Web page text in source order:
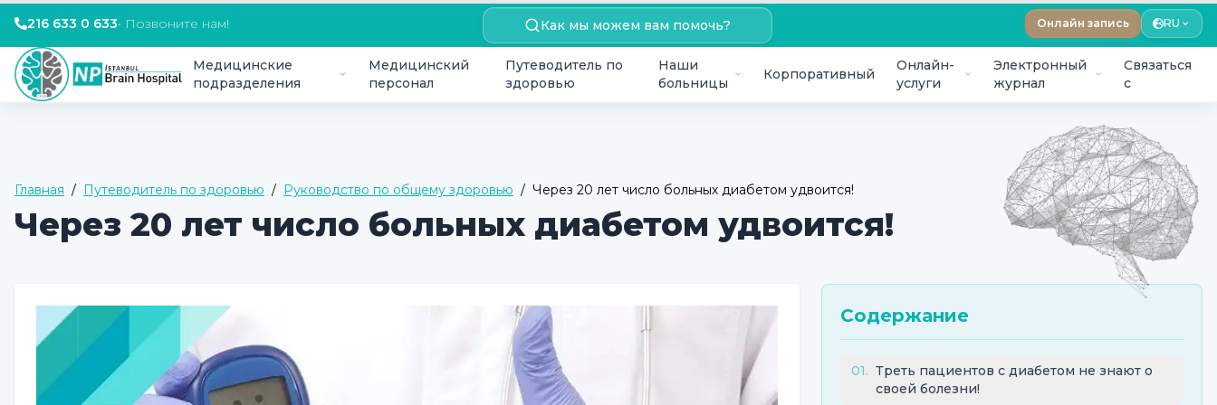
216 633 0 633• Позвоните нам! Как мы можем вам помочь? Онлайн запись RU
Медицинские
подразделения
Медицинский
персонал
Путеводитель по
здоровью
Наши
больницы
Корпоративный
Онлайн-
услуги
Электронный
журнал
Связаться
с
Главная / Путеводитель по здоровью / Руководство по общему здоровью / Через 20 лет число больных диабетом удвоится!
Через 20 лет число больных диабетом удвоится!
Содержание
01. Треть пациентов с диабетом не знают о
своей болезни!